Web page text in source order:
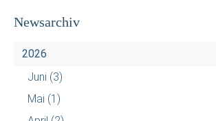
Newsarchiv
2026
Juni (3)
Mai (1)